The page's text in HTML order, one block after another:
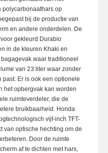
polycarbonaathars op
bij de productie van
en andere onderdelen. De
gekleurd Durabio
in de kleuren Khaki en
waar traditioneel
van 23 liter waar zonder
Er is ook een optionele
het opbergvak kan worden
ruimteverdeler, die de
bruikbaarheid. Honda
vijf-inch TFT-
van optische hechting om de
Door de ruimte
af te dichten met hars,